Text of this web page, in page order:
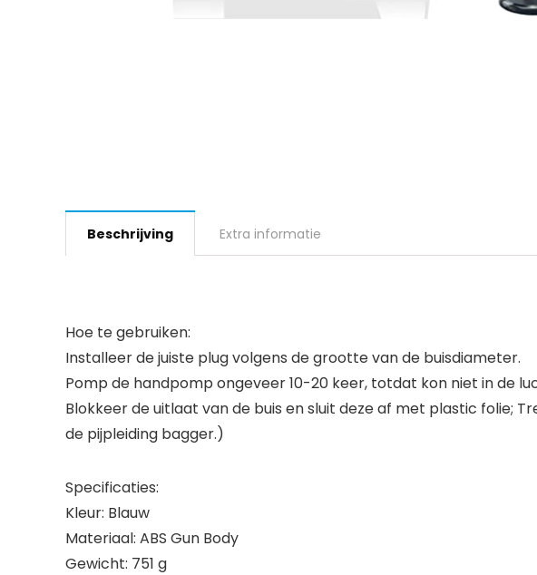
Beschrijving Extra informatie
Hoe te gebruiken:
Installeer de juiste plug volgens de grootte van de buisdiameter.
Pomp de handpomp ongeveer 10-20 keer, totdat kon niet in de
Blokkeer de uitlaat van de buis en sluit deze af met plastic folie;
de pijpleiding bagger.)
Specificaties:
Kleur: Blauw
Materiaal: ABS Gun Body
Gewicht: 751 g